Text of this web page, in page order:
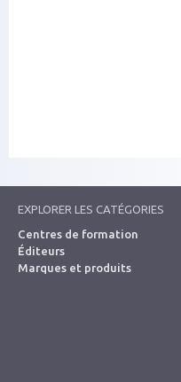
EXPLORER LES CATÉGORIES
Centres de formation
Éditeurs
Marques et produits